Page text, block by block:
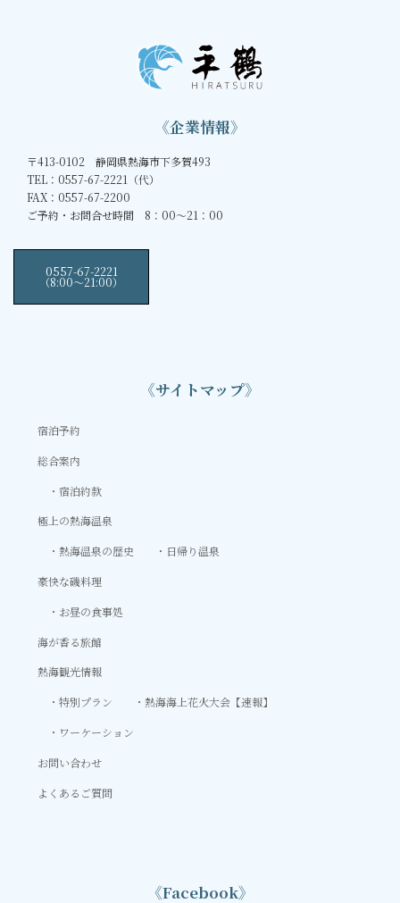
《企業情報》
〒413-0102 静岡県熱海市下多賀493
TEL：0557-67-2221（代）
FAX：0557-67-2200
ご予約・お問合せ時間 8：00～21：00
0557-67-2221
（8:00〜21:00）
《サイトマップ》
宿泊予約
総合案内
宿泊約款
極上の熱海温泉
熱海温泉の歴史
日帰り温泉
豪快な磯料理
お昼の食事処
海が香る旅館
熱海観光情報
特別プラン
熱海海上花火大会【速報】
ワーケーション
お問い合わせ
よくあるご質問
《Facebook》